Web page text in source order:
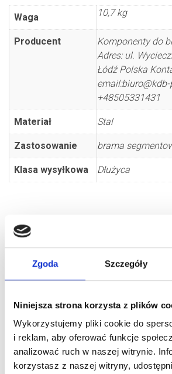
Zgoda Szczegóły
Niniejsza strona korzysta z plików
Wykorzystujemy pliki cookie do
i reklam, aby oferować funkcje
analizować ruch w naszej witrynie.
korzystasz z naszej witryny,
Waga 10,7 kg
Producent
Komponenty do
Adres: ul.
Łódź Polska
+48505331431
Materiał Stal
Zastosowanie brama
Klasa wysyłkowa Dłużyca
PODOBNE